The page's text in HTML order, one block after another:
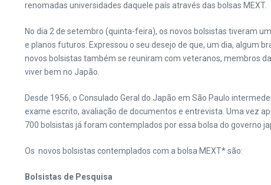
renomadas universidades daquele país através das bolsas MEXT.
No dia 2 de setembro (quinta-feira), os novos bolsistas tiveram
e planos futuros. Expressou o seu desejo de que, um dia, algum
novos bolsistas também se reuniram com veteranos, membros
viver bem no Japão.
Desde 1956, o Consulado Geral do Japão em São Paulo
exame escrito, avaliação de documentos e entrevista. Uma vez
700 bolsistas já foram contemplados por essa bolsa do governo
Os novos bolsistas contemplados com a bolsa MEXT* são:
Bolsistas de Pesquisa